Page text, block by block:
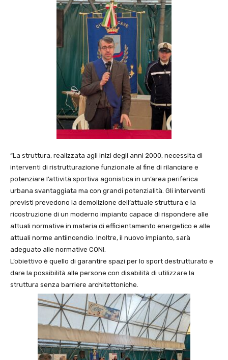
“La struttura, realizzata agli inizi degli anni 2000, necessita di
interventi di ristrutturazione funzionale al fine di rilanciare e
potenziare l’attività sportiva agonistica in un’area periferica
urbana svantaggiata ma con grandi potenzialità. Gli interventi
previsti prevedono la demolizione dell’attuale struttura e la
ricostruzione di un moderno impianto capace di rispondere alle
attuali normative in materia di efficientamento energetico e alle
attuali norme antiincendio. Inoltre, il nuovo impianto, sarà
adeguato alle normative CONI.
L’obiettivo è quello di garantire spazi per lo sport destrutturato e
dare la possibilità alle persone con disabilità di utilizzare la
struttura senza barriere architettoniche.